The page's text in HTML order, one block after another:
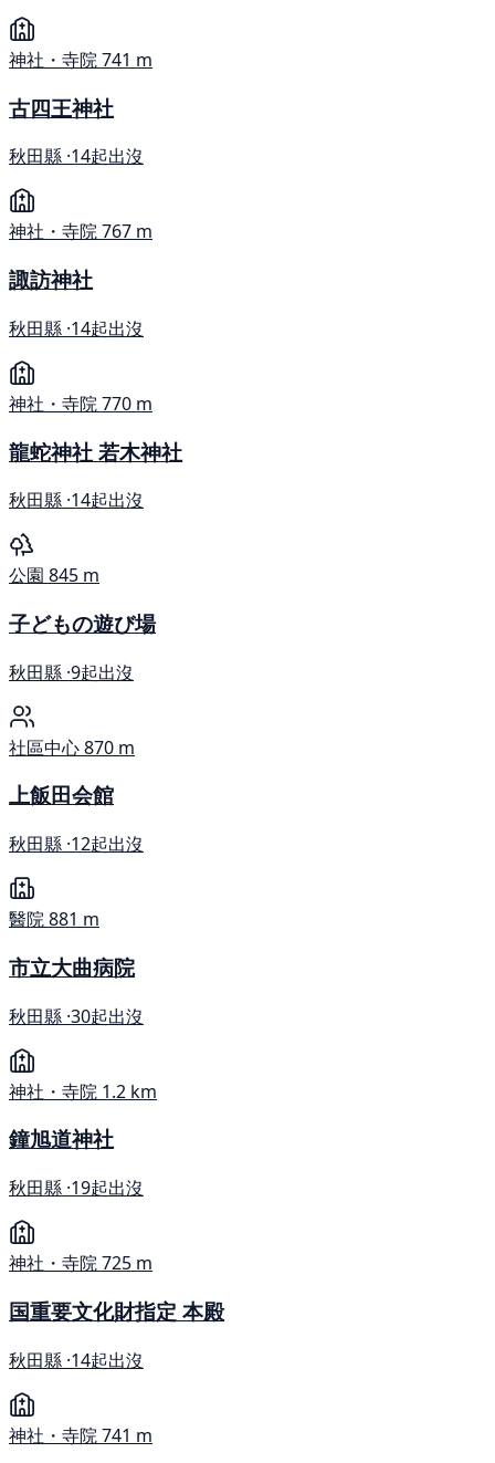
神社・寺院741 m
古四王神社
秋田縣 ·14起出沒
神社・寺院767 m
諏訪神社
秋田縣 ·14起出沒
神社・寺院770 m
龍蛇神社 若木神社
秋田縣 ·14起出沒
公園 845 m
子どもの遊び場
秋田縣 ·9起出沒
社區中心870 m
上飯田会館
秋田縣 ·12起出沒
醫院881 m
市立大曲病院
秋田縣 ·30起出沒
神社・寺院 1.2 km
鐘旭道神社
秋田縣 ·19起出沒
神社・寺院725 m
国重要文化財指定 本殿
秋田縣 ·14起出沒
神社・寺院741 m